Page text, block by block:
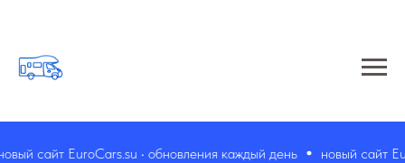
сайт EuroCars.su • обновления каждый день новый сайт